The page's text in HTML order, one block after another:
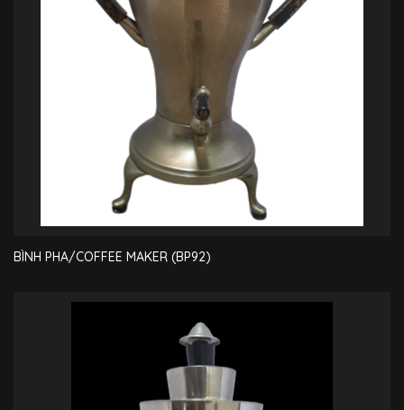
BÌNH PHA/COFFEE MAKER (BP92)